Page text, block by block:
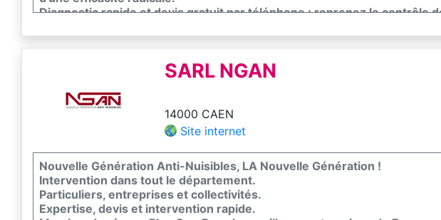
Diagnostic rapide et devis gratuit par téléphone : reprenez le contrôle
SARL NGAN
14000 CAEN
Site internet
Nouvelle Génération Anti-Nuisibles, LA Nouvelle Génération !
Intervention dans tout le département.
Particuliers, entreprises et collectivités.
Expertise, devis et intervention rapide.